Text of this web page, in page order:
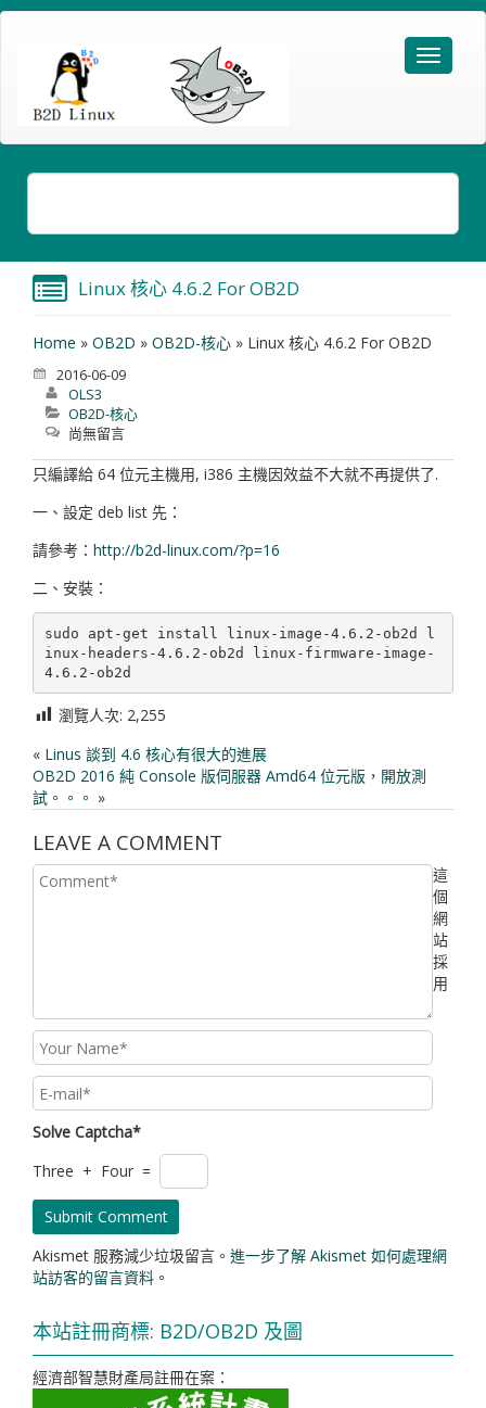
Linux 核心 4.6.2 For OB2D
Home » OB2D » OB2D-核心 » Linux 核心 4.6.2 For OB2D
2016-06-09
OLS3
OB2D-核心
尚無留言
只編譯給 64 位元主機用, i386 主機因效益不大就不再提供了.
一、設定 deb list 先：
請參考： http://b2d-linux.com/?p=16
二、安裝：
sudo apt-get install linux-image-4.6.2-ob2d l
inux-headers-4.6.2-ob2d linux-firmware-image-
瀏覽人次: 2,255
« Linus 談到 4.6 核心有很大的進展
OB2D 2016 純 Console 版伺服器 Amd64 位元版，開放測
試。。。 »
LEAVE A COMMENT
Solve Captcha*
Three + Four =
這
個
網
站
採
用
Akismet 服務減少垃圾留言。 進一步了解 Akismet 如何處理網
站訪客的留言資料 。
本站註冊商標: B2D/OB2D 及圖
經濟部智慧財產局註冊在案：